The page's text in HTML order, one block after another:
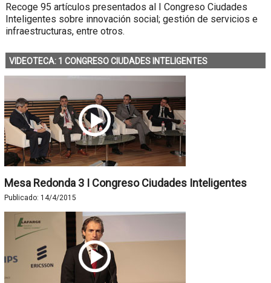
Recoge 95 artículos presentados al I Congreso Ciudades
Inteligentes sobre innovación social; gestión de servicios e
infraestructuras, entre otros.
VIDEOTECA: 1 CONGRESO CIUDADES INTELIGENTES
Mesa Redonda 3 I Congreso Ciudades Inteligentes
Publicado: 14/4/2015